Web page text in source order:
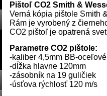
Pištoľ CO2 Smith &
Verná kópia pištole Smith
Rám je vyrobený z
CO2 pištoľ je opatrená
Parametre CO2 pištole:
-kaliber 4,5mm BB-
-dĺžka hlavne 120mm
-zásobník na 19 guličiek
-úsťova rýchlosť 120 m/s